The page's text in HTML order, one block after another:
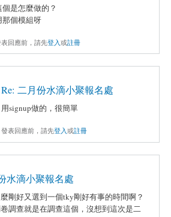
個是怎麼做的？
那個模組呀
回應前，請先登入或註冊
Re: 二月份水滴小聚報名處
用signup做的，很簡單
發表回應前，請先登入或註冊
水滴小聚報名處
剛好又選到一個tky剛好有事的時間啊？
調查就是在調查這個，沒想到這次是二